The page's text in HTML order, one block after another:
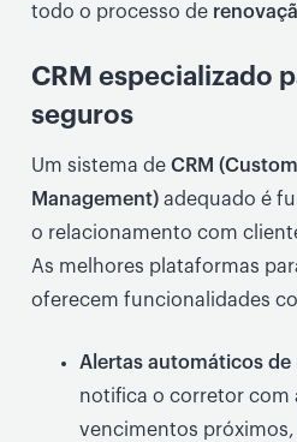
todo o processo de
CRM especializado
seguros
Um sistema deCRM
Management) adequado é
o relacionamento com
As melhores plataformas
oferecem funcionalidades
Alertas automáticos de
notifica o corretor com
vencimentos